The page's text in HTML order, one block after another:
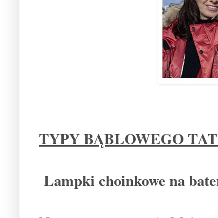
TYPY BĄBLOWEGO
Lampki choinkowe na